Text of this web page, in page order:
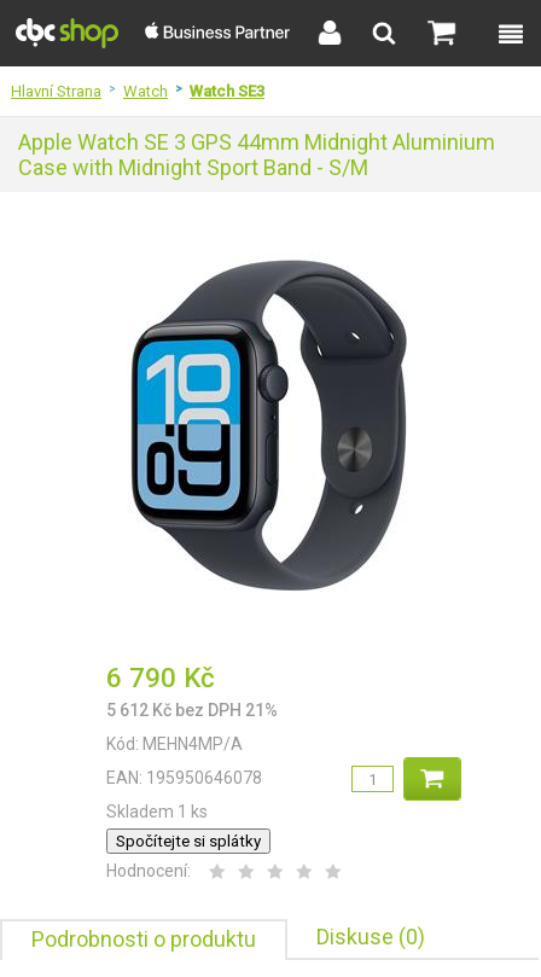
Hlavní Strana > Watch > Watch SE3
Apple Watch SE 3 GPS 44mm Midnight Aluminium
Case with Midnight Sport Band - S/M
6 790 Kč
5 612 Kč bez DPH 21%
Kód: MEHN4MP/A
EAN: 195950646078
Skladem 1 ks
Spočítejte si splátky
Hodnocení:
Podrobnosti o produktu Diskuse (0)